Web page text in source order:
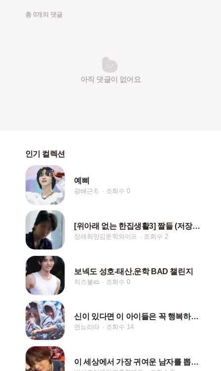
총 0개의 댓글
아직 댓글이 없어요
인기 컬렉션
예삐
광배근💪 조회수 0
[위아래 없는 한집생활3] 짤들 (저장시 핱/댓)
장래희망김운학와이프 조회수 2
보넥도 성호-태산,운학 BAD 챌린지
치즈볼🧀 조회수 0
신이 있다면 이 아이들은 꼭 행복하게 해주세요
면뇨리따 조회수 14
이 세상에서 가장 귀여운 남자를 뽑으면 박성호야